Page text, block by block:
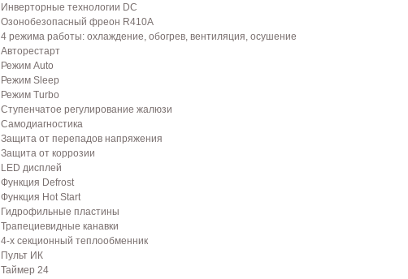
Инверторные технологии DC
Озонобезопасный фреон R410A
4 режима работы: охлаждение, обогрев, вентиляция, осушение
Авторестарт
Режим Auto
Режим Sleep
Режим Turbo
Ступенчатое регулирование жалюзи
Самодиагностика
Защита от перепадов напряжения
Защита от коррозии
LED дисплей
Функция Defrost
Функция Hot Start
Гидрофильные пластины
Трапециевидные канавки
4-х секционный теплообменник
Пульт ИК
Таймер 24